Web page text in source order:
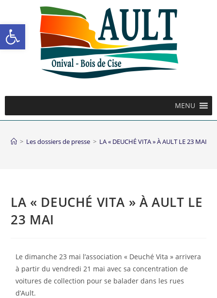
Ouvrir la barre d’outils
MENU
> Les dossiers de presse > LA « DEUCHÉ VITA » À AULT LE 23 MAI
LA « DEUCHÉ VITA » À AULT LE
23 MAI
Le dimanche 23 mai l’association « Deuché Vita » arrivera
à partir du vendredi 21 mai avec sa concentration de
voitures de collection pour se balader dans les rues
d’Ault.